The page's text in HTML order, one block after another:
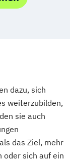
dazu, sich
weiterzubilden,
sie auch
das Ziel, mehr
oder sich auf ein